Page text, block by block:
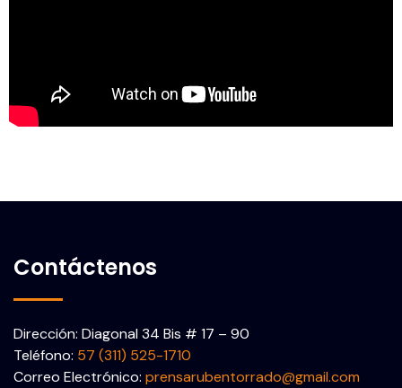
Contáctenos
Dirección: Diagonal 34 Bis # 17 – 90
Teléfono: 57 (311) 525-1710
Correo Electrónico: prensarubentorrado@gmail.com